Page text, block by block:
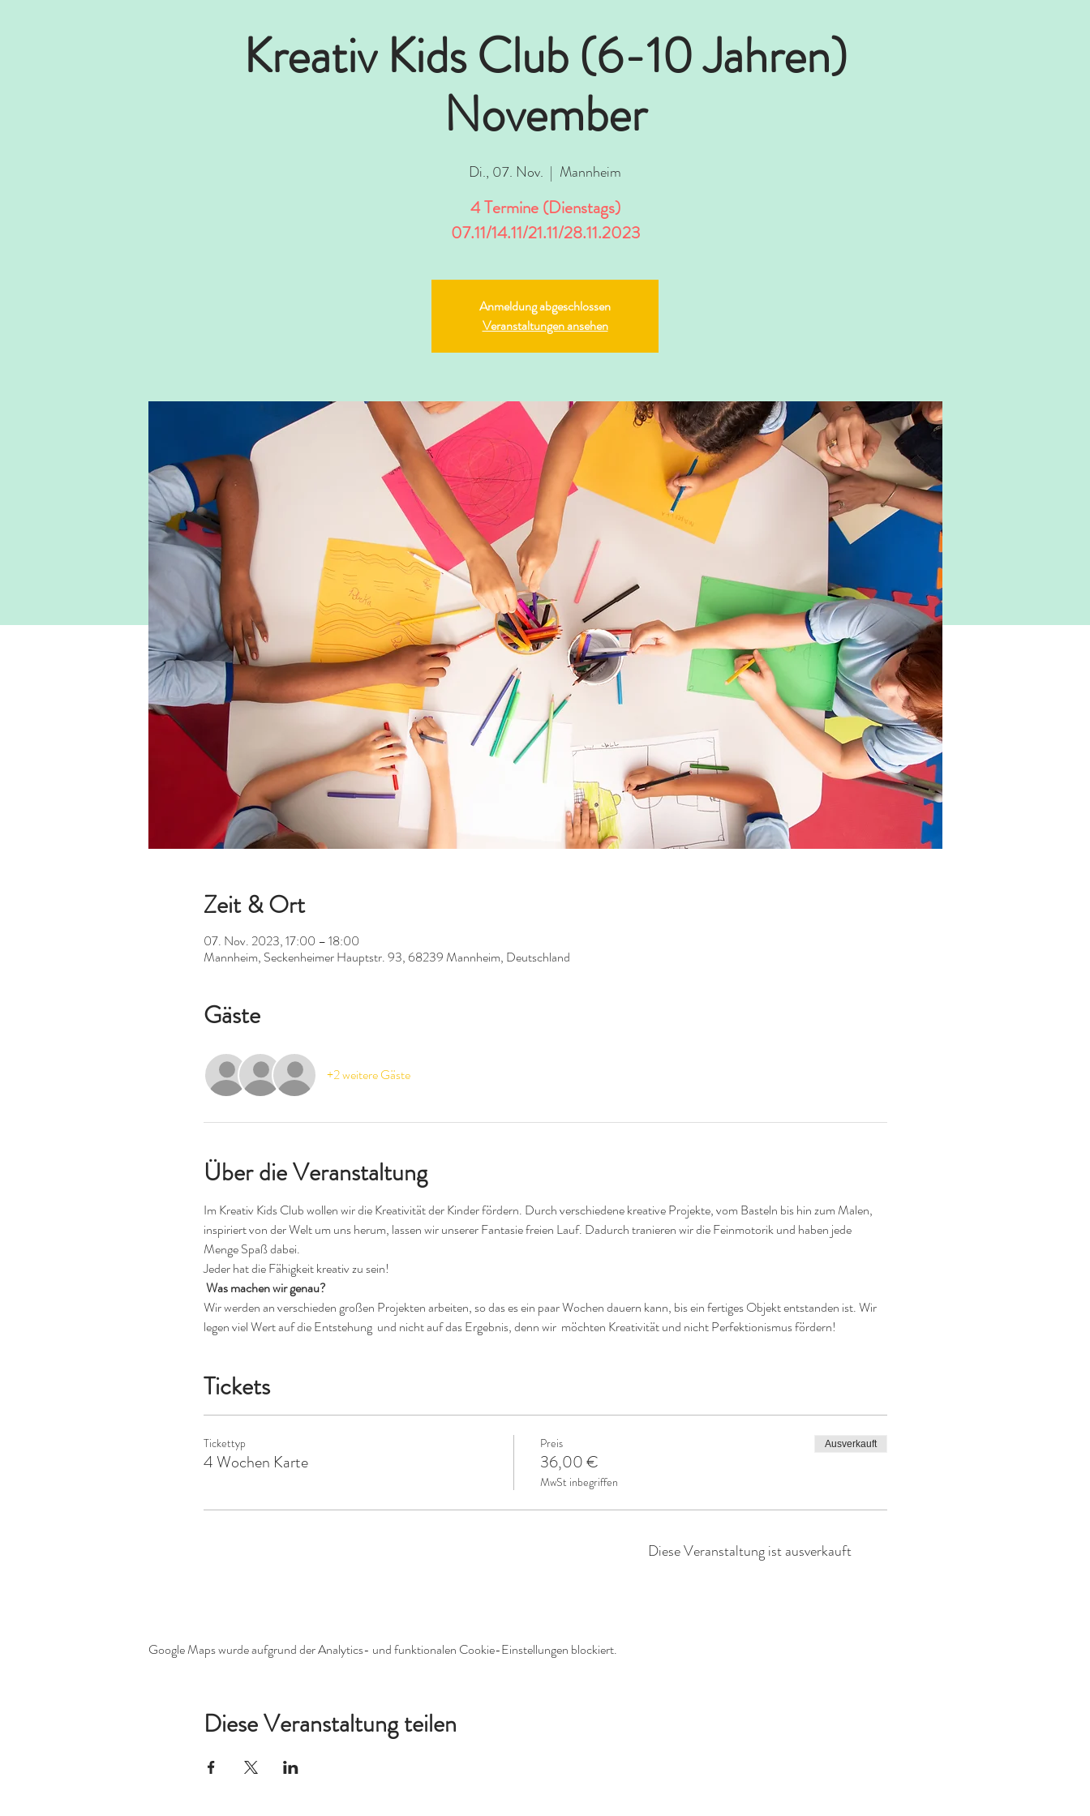
Kreativ Kids Club (6-10 Jahren)
November
Di., 07. Nov.
  |
Mannheim
4 Termine (Dienstags)
07.11/14.11/21.11/28.11.2023
Anmeldung abgeschlossen
Veranstaltungen ansehen
Zeit & Ort
07. Nov. 2023, 17:00 – 18:00
Mannheim, Seckenheimer Hauptstr. 93, 68239 Mannheim, Deutschland
Gäste
+2 weitere Gäste
Über die Veranstaltung
Im Kreativ Kids Club wollen wir die Kreativität der Kinder fördern. Durch verschiedene kreative Projekte, vom Basteln bis hin zum Malen,
inspiriert von der Welt um uns herum, lassen wir unserer Fantasie freien Lauf. Dadurch tranieren wir die Feinmotorik und haben jede
Menge Spaß dabei.
Jeder hat die Fähigkeit kreativ zu sein!
Was machen wir genau?
Wir werden an verschieden großen Projekten arbeiten, so das es ein paar Wochen dauern kann, bis ein fertiges Objekt entstanden ist. Wir
legen viel Wert auf die Entstehung  und nicht auf das Ergebnis, denn wir  möchten Kreativität und nicht Perfektionismus fördern!
Tickets
Tickettyp
4 Wochen Karte
Preis
36,00 €
MwSt inbegriffen
Ausverkauft
Diese Veranstaltung ist ausverkauft
Google Maps wurde aufgrund der Analytics- und funktionalen Cookie-Einstellungen blockiert.
Diese Veranstaltung teilen